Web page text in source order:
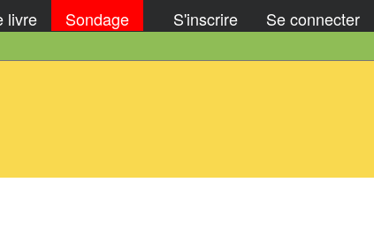
livre Sondage S'inscrire Se connecter